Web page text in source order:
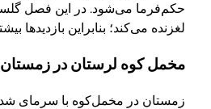
حکم‌فرما می‌شود. در این فصل
لغزنده می‌کند؛ بنابراین
مخمل کوه لرستان در زمستان
زمستان در مخمل‌کوه با سرمای